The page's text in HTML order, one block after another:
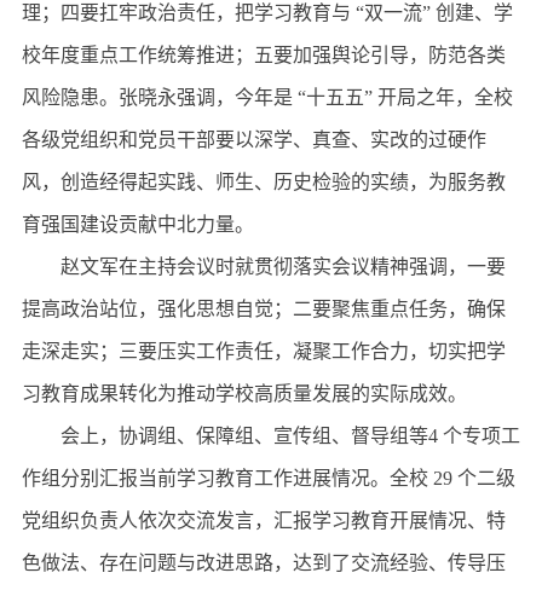
理；四要扛牢政治责任，把学习教育与 “双一流” 创建、学
校年度重点工作统筹推进；五要加强舆论引导，防范各类
风险隐患。张晓永强调，今年是 “十五五” 开局之年，全校
各级党组织和党员干部要以深学、真查、实改的过硬作
风，创造经得起实践、师生、历史检验的实绩，为服务教
育强国建设贡献中北力量。
赵文军在主持会议时就贯彻落实会议精神强调，一要
提高政治站位，强化思想自觉；二要聚焦重点任务，确保
走深走实；三要压实工作责任，凝聚工作合力，切实把学
习教育成果转化为推动学校高质量发展的实际成效。
会上，协调组、保障组、宣传组、督导组等4 个专项工
作组分别汇报当前学习教育工作进展情况。全校 29 个二级
党组织负责人依次交流发言，汇报学习教育开展情况、特
色做法、存在问题与改进思路，达到了交流经验、传导压